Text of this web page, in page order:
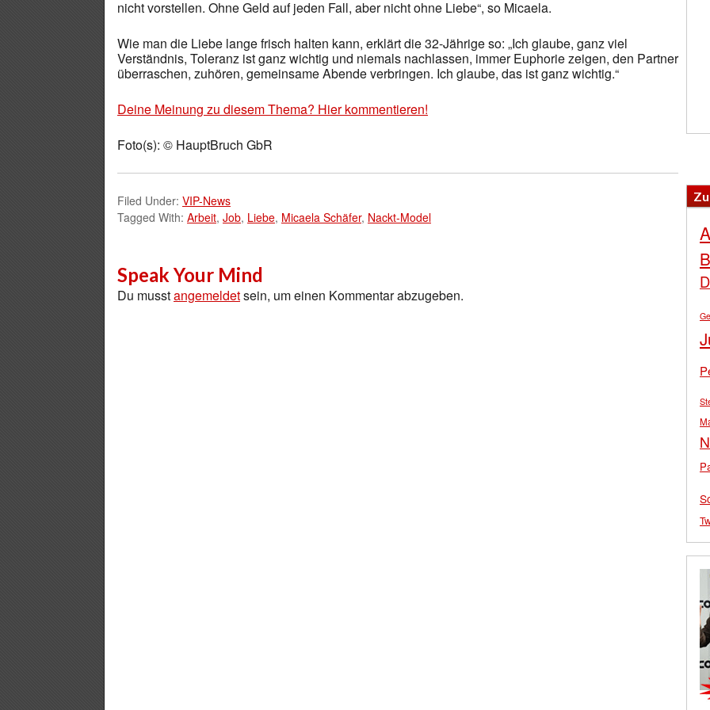
nicht vorstellen. Ohne Geld auf jeden Fall, aber nicht ohne Liebe“, so Micaela.
Wie man die Liebe lange frisch halten kann, erklärt die 32-Jährige so: „Ich glaube, ganz viel
Verständnis, Toleranz ist ganz wichtig und niemals nachlassen, immer Euphorie zeigen, den Partner
überraschen, zuhören, gemeinsame Abende verbringen. Ich glaube, das ist ganz wichtig.“
Deine Meinung zu diesem Thema? Hier kommentieren!
Foto(s): © HauptBruch GbR
Filed Under: VIP-News
Tagged With: Arbeit, Job, Liebe, Micaela Schäfer, Nackt-Model
Speak Your Mind
Du musstangemeldetsein, um einen Kommentar abzugeben.